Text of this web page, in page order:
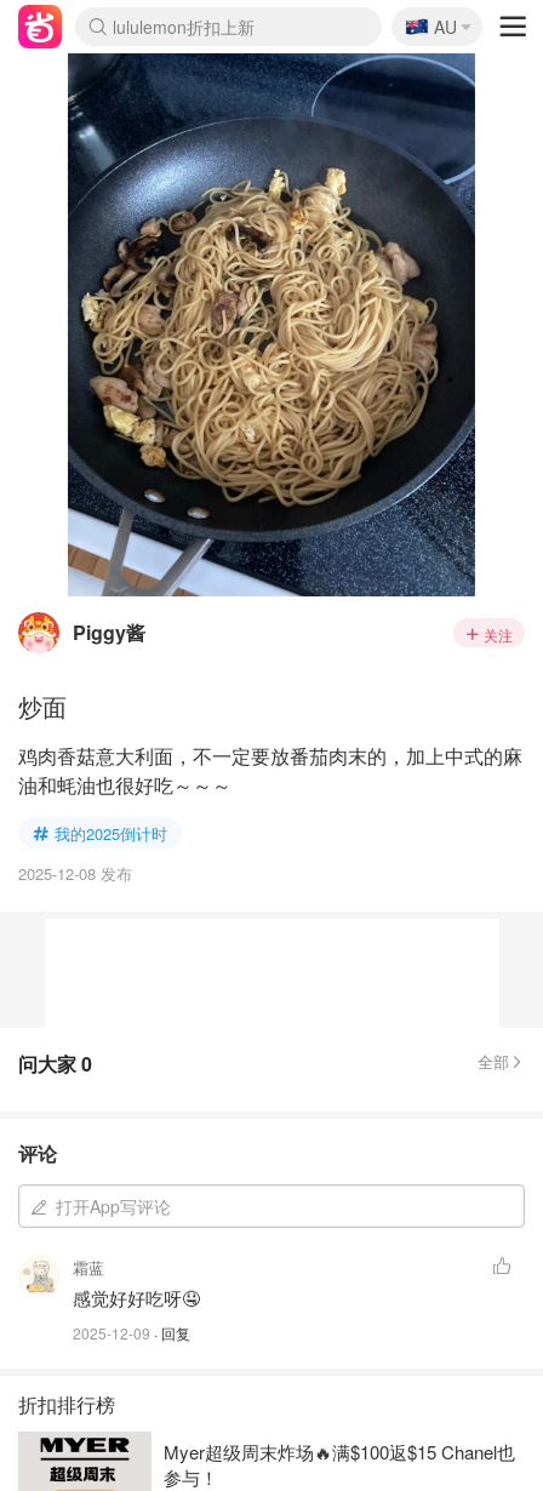
lululemon折扣上新
Sasa美妆护肤3.5折
SSENSE年中2.5折
FreshBeauty好价汇总
Cettire降价+叠9折
WWS Coles超市实拍
viagogo二手票捡漏
Myer超级周末
The Outnet奢牌1折起
David Jones 3折起
Flannels大牌1折
Perfumes Club护肤1折
AMIRO面罩$251
Amazon折扣汇总
eToro入金$200送$50
Amazon数码好物
ICONIC本周7.5折
ThedoubleF高奢地板价
Moose Knuckles 6折
丝芙兰5折起
EUFY摄像头$98
Selenichast首饰2折
Trip机票酒店促销
YSL送5件彩妆礼
Amazon家居好物
Amazon美妆护肤
雅漾大喷$8
过敏原检测盒$33
伊索独家赠50ml沐浴露
科颜氏高保湿面霜$29
SEALIFE海洋馆门票6折
丝塔芙大白罐$16
订阅Newsletter送香薰
Cult Beauty 6.8折
Harrods圣诞日历$525
LN-CC奢牌私促3折
d'Alba空姐喷雾$16
EVE LOM套装£56
Bernardelli独家4折
Adore Beauty 6折起
CT圣诞日历
Mytheresa奢品2.7折
Luxury Escapes 9折
Currentbody美容仪$881
MOON Garden Live
Roborock扫地机$649
Tingo Life水杯$24
Valentino官网5折
CR洗护套装$23
修丽可4件套$159
Myer彩妆2件7折
GANNI官网4.5折
Stylevana韩妆4折
Tessabit高奢8.5折
OGX洗发水$11
Amazon阿德莱德次日达
卡诗8.5折+赠礼
Philips Hue灯具8折
🇦🇺
AU
Piggy酱 关注
炒面
鸡肉香菇意大利面，不一定要放番茄肉末的，加上中式的麻
油和蚝油也很好吃～～～
我的2025倒计时
2025-12-08 发布
问大家0 全部
评论
打开App写评论
霜蓝
感觉好好吃呀🤤
2025-12-09 · 回复
折扣排行榜
Myer超级周末炸场🔥满$100返$15 Chanel也
参与！